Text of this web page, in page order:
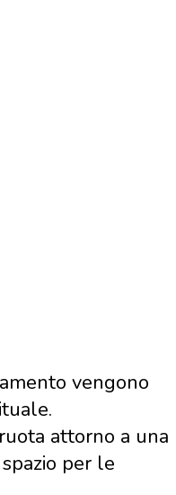
vengono
attorno a una
per le